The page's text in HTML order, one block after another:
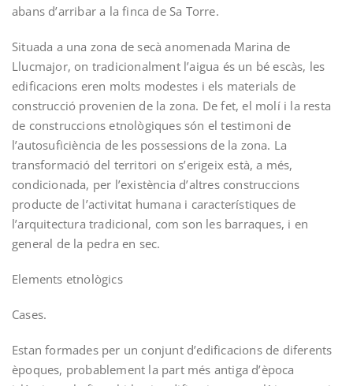
abans d’arribar a la finca de Sa Torre.
Situada a una zona de secà anomenada Marina de
Llucmajor, on tradicionalment l’aigua és un bé escàs, les
edificacions eren molts modestes i els materials de
construcció provenien de la zona. De fet, el molí i la resta
de construccions etnològiques són el testimoni de
l’autosuficiència de les possessions de la zona. La
transformació del territori on s’erigeix està, a més,
condicionada, per l’existència d’altres construccions
producte de l’activitat humana i característiques de
l’arquitectura tradicional, com son les barraques, i en
general de la pedra en sec.
Elements etnològics
Cases.­
Estan formades per un conjunt d’edificacions de diferents
èpoques, probablement la part més antiga d’època